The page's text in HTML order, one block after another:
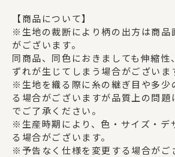
【商品について】
※生地の裁断により柄の出方は商品
がございます。
同商品、同色におきましても伸縮性
ずれが生じてしまう場合がございま
※生地を織る際に糸の継ぎ目や多少
る場合がございますが品質上の問題
でご了承ください。
※生産時期により、色・サイズ・デ
る場合がございます。
※予告なく仕様を変更する場合がご